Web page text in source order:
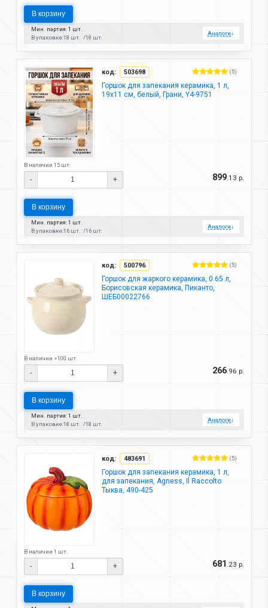
В корзину
Мин. партия: 1 шт.
В упаковке:18 шт. 18 шт.
Аналоги↓
код: 503698 (5)
Горшок для запекания керамика, 1 л,
19х11 см, белый, Грани, Y4-9751
В наличии 15 шт.
- + 899 .13 р.
В корзину
Мин. партия: 1 шт.
В упаковке:16 шт. 16 шт.
Аналоги↓
код: 500796 (5)
Горшок для жаркого керамика, 0.65 л,
Борисовская керамика, Пиканто,
ШЕБ00022766
В наличии >100 шт.
- + 266 .96 р.
В корзину
Мин. партия: 1 шт.
В упаковке:18 шт. 18 шт.
Аналоги↓
код: 483691 (5)
Горшок для запекания керамика, 1 л,
для запекания, Agness, Il Raccolto
Тыква, 490-425
В наличии 1 шт.
- + 681 .23 р.
В корзину